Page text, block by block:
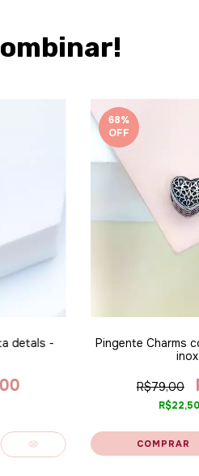
detals -
68%
OFF
Pingente Charms
R$79,00